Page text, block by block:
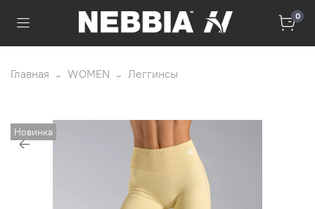
0
Главная WOMEN Леггинсы
Новинка